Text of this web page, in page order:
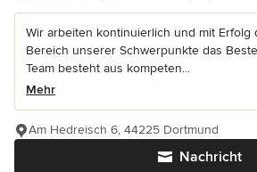
Wir arbeiten kontinuierlich und mit Erfolg
Bereich unserer Schwerpunkte das
Team besteht aus kompeten...
Mehr
Nachricht
Am Hedreisch 6, 44225 Dortmund